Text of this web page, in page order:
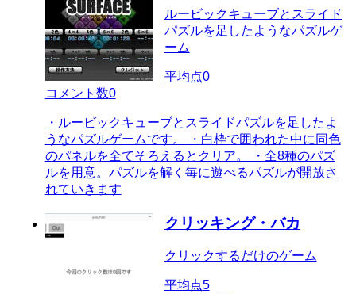
ルービックキューブとスライド
パズルを足したようなパズルゲ
ーム
平均点0
コメント数0
・ルービックキューブとスライドパズルを足したよ
うなパズルゲームです。 ・白枠で囲われた中に同色
のパネルを全てそろえるとクリア。 ・全8種のパズ
ルを用意。パズルを解く毎に遊べるパズルが開放さ
れていきます
クリッキング・バカ
クリックするだけのゲーム
平均点5